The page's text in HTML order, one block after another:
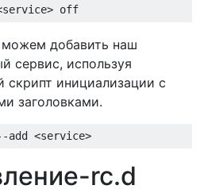
добавить наш
сервис, используя
скрипт инициализации с
заголовками.
rc.d